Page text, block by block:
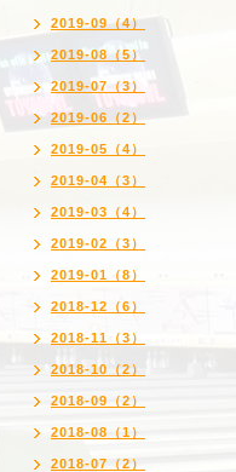
2019-09（4）
2019-08（5）
2019-07（3）
2019-06（2）
2019-05（4）
2019-04（3）
2019-03（4）
2019-02（3）
2019-01（8）
2018-12（6）
2018-11（3）
2018-10（2）
2018-09（2）
2018-08（1）
2018-07（2）